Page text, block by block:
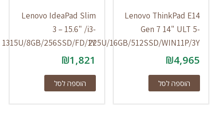
Lenovo ThinkPad E14
Gen 7 14" ULT 5-
225U/16GB/512SSD/WIN11P/3Y
₪4,965
הוספה לסל
Lenovo IdeaPad Slim
3 – 15.6" /i3-
1315U/8GB/256SSD/FD/1Y
₪1,821
הוספה לסל